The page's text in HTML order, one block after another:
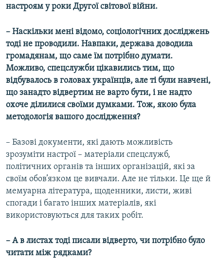
настроям у роки Другої світової війни.
– Наскільки мені відомо, соціологічних досліджень
тоді не проводили. Навпаки, держава доводила
громадянам, що саме їм потрібно думати.
Можливо, спецслужби цікавились тим, що
відбувалось в головах українців, але ті були навчені,
що занадто відвертим не варто бути, і не надто
охоче ділилися своїми думками. Тож, якою була
методологія вашого дослідження?
– Базові документи, які дають можливість
зрозуміти настрої – матеріали спецслужб,
політичних органів та інших організацій, які за
своїм обов’язком це вивчали. Але не тільки. Це ще й
мемуарна література, щоденники, листи, живі
спогади і багато інших матеріалів, які
використовуються для таких робіт.
– А в листах тоді писали відверто, чи потрібно було
читати між рядками?